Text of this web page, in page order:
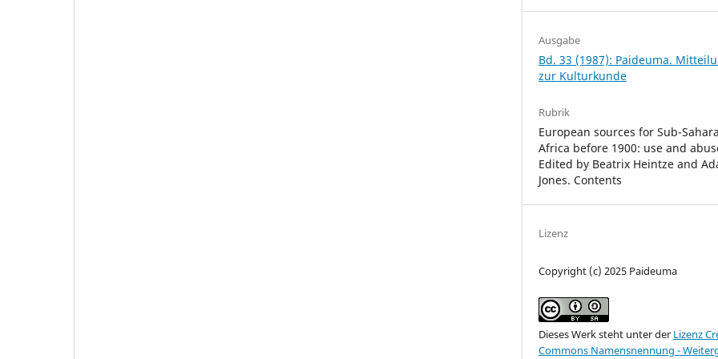
Ausgabe
Bd. 33 (1987): Paideuma.
zur Kulturkunde
Rubrik
European sources for Sub-
Africa before 1900: use and
Edited by Beatrix Heintze and
Jones. Contents
Lizenz
Copyright (c) 2025 Paideuma
Dieses Werk steht unter der Lizenz
Commons Namensnennung -